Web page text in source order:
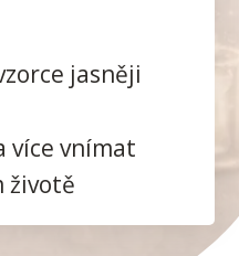
jasněji
více vnímat
životě